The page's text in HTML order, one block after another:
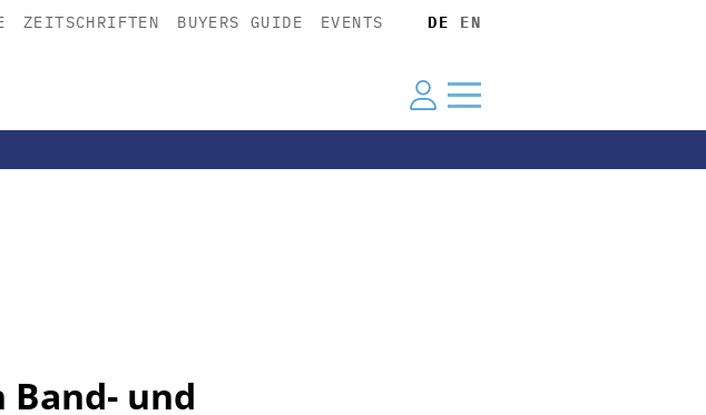
ZEITSCHRIFTEN BUYERS GUIDE EVENTS DE EN
Band- und